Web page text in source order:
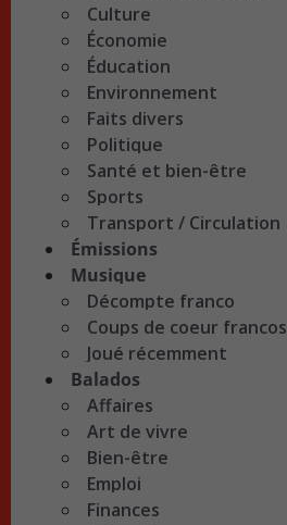
Culture
Économie
Éducation
Environnement
Faits divers
Politique
Santé et bien-être
Sports
Transport / Circulation
Émissions
Musique
Décompte franco
Coups de coeur francos
Joué récemment
Balados
Affaires
Art de vivre
Bien-être
Emploi
Finances